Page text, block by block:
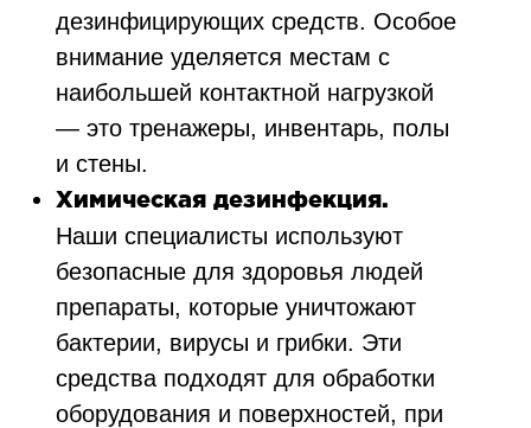
дезинфицирующих средств. Особое
внимание уделяется местам с
наибольшей контактной нагрузкой
— это тренажеры, инвентарь, полы
и стены.
Химическая дезинфекция.
Наши специалисты используют
безопасные для здоровья людей
препараты, которые уничтожают
бактерии, вирусы и грибки. Эти
средства подходят для обработки
оборудования и поверхностей, при